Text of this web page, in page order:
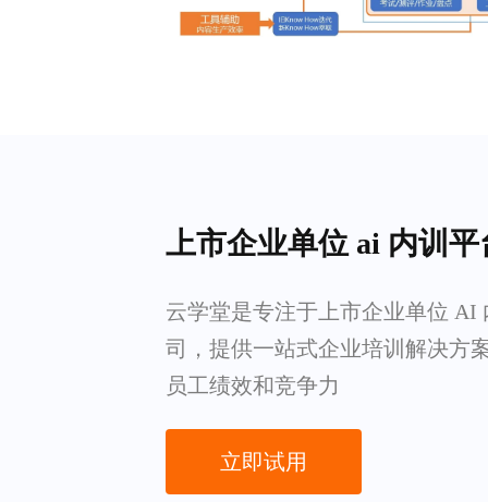
上市企业单位 ai 内训
云学堂是专注于上市企业单位 AI
司，提供一站式企业培训解决方
员工绩效和竞争力
立即试用